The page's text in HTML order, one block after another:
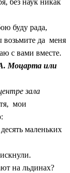
без наук никак
буду рада,
возьмите да меня
с вами вместе.
Моцарта или
зала
мои
маленьких
на льдинах?